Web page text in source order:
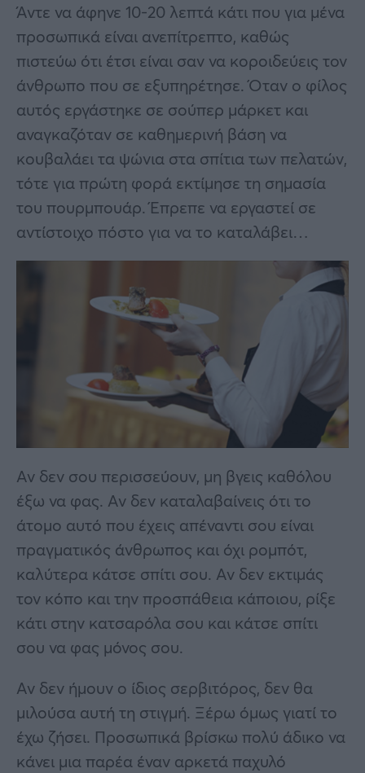
Άντε να άφηνε 10-20 λεπτά κάτι που για μένα
προσωπικά είναι ανεπίτρεπτο, καθώς
πιστεύω ότι έτσι είναι σαν να κοροιδεύεις τον
άνθρωπο που σε εξυπηρέτησε. Όταν ο φίλος
αυτός εργάστηκε σε σούπερ μάρκετ και
αναγκαζόταν σε καθημερινή βάση να
κουβαλάει τα ψώνια στα σπίτια των πελατών,
τότε για πρώτη φορά εκτίμησε τη σημασία
του πουρμπουάρ. Έπρεπε να εργαστεί σε
αντίστοιχο πόστο για να το καταλάβει…
Αν δεν σου περισσεύουν, μη βγεις καθόλου
έξω να φας. Αν δεν καταλαβαίνεις ότι το
άτομο αυτό που έχεις απέναντι σου είναι
πραγματικός άνθρωπος και όχι ρομπότ,
καλύτερα κάτσε σπίτι σου. Αν δεν εκτιμάς
τον κόπο και την προσπάθεια κάποιου, ρίξε
κάτι στην κατσαρόλα σου και κάτσε σπίτι
σου να φας μόνος σου.
Αν δεν ήμουν ο ίδιος σερβιτόρος, δεν θα
μιλούσα αυτή τη στιγμή. Ξέρω όμως γιατί το
έχω ζήσει. Προσωπικά βρίσκω πολύ άδικο να
κάνει μια παρέα έναν αρκετά παχυλό